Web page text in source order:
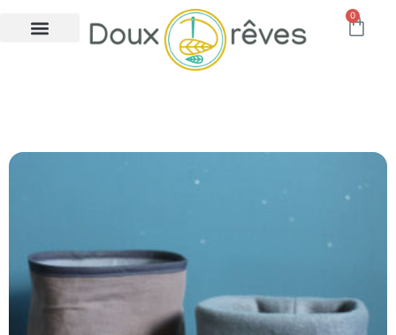
0
panier reversible